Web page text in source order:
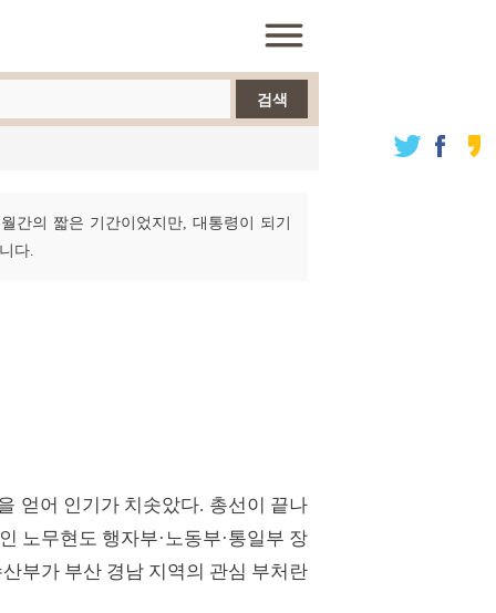
검색
간의 짧은 기간이었지만, 대통령이 되기
다.
얻어 인기가 치솟았다. 총선이 끝나
노무현도 행자부·노동부·통일부 장
부가 부산 경남 지역의 관심 부처란